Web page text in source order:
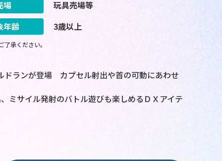
場
玩具売場等
年齢
3歳以上
承ください。
ドランが登場 カプセル射出や首の可動にあわせ
ミサイル発射のバトル遊びも楽しめるＤＸアイテ